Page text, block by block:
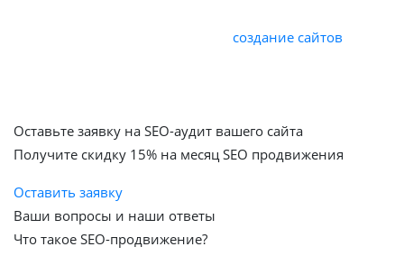
создание сайтов
Оставьте заявку на SEO-аудит вашего сайта
Получите скидку 15% на месяц SEO продвижения
Оставить заявку
Ваши вопросы и наши ответы
Что такое SEO-продвижение?